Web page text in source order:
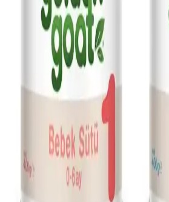
dikkat edilmesi gerekenler anlatılır.
Sleepy Mayo Bez'in Özellikleri
Kullanımda Sağladığı Güvenlik
Sleepy Mayo bebek bezi, nefes alabilir
emiciliğiyle günlük kullanımda güvenilirlik
ciltlere uygun tasarımıyla öne çıkar.
Sunny Bebek Ergonomik
Konforlu Seçenekler ile Bebek
Sunny markasının ergonomik bebek
konforu ön planda tutarak bebeğin
uzun ömürlü ve ayarlanabilir özellikleriyle
Golden Goat Bebek Maması: